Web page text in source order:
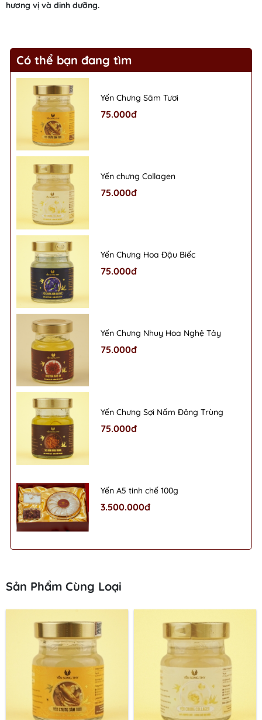
hương vị và dinh dưỡng.
Có thể bạn đang tìm
Yến Chưng Sâm Tươi
75.000đ
Yến chưng Collagen
75.000đ
Yến Chưng Hoa Đậu Biếc
75.000đ
Yến Chưng Nhuỵ Hoa Nghệ Tây
75.000đ
Yến Chưng Sợi Nấm Đông Trùng
75.000đ
Yến A5 tinh chế 100g
3.500.000đ
Sản Phẩm Cùng Loại